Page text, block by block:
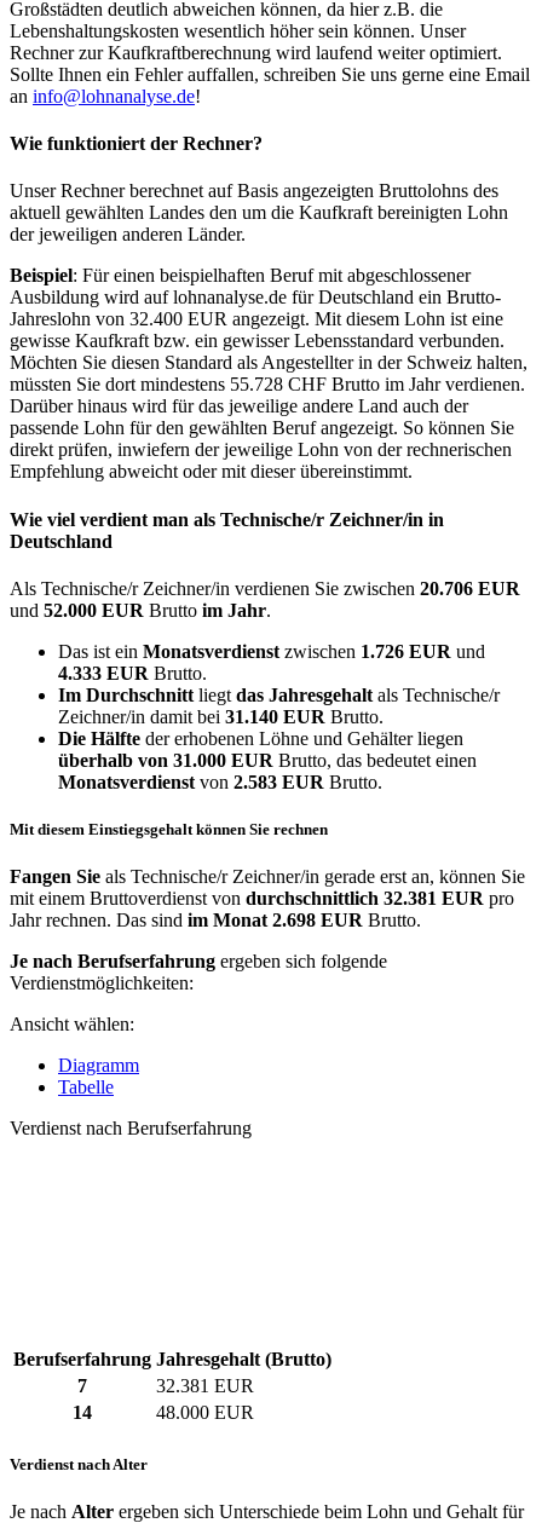
Großstädten deutlich abweichen können, da hier z.B. die
Lebenshaltungskosten wesentlich höher sein können. Unser
Rechner zur Kaufkraftberechnung wird laufend weiter optimiert.
Sollte Ihnen ein Fehler auffallen, schreiben Sie uns gerne eine Email
an info@lohnanalyse.de!
Wie funktioniert der Rechner?
Unser Rechner berechnet auf Basis angezeigten Bruttolohns des
aktuell gewählten Landes den um die Kaufkraft bereinigten Lohn
der jeweiligen anderen Länder.
Beispiel: Für einen beispielhaften Beruf mit abgeschlossener
Ausbildung wird auf lohnanalyse.de für Deutschland ein Brutto-
Jahreslohn von 32.400 EUR angezeigt. Mit diesem Lohn ist eine
gewisse Kaufkraft bzw. ein gewisser Lebensstandard verbunden.
Möchten Sie diesen Standard als Angestellter in der Schweiz halten,
müssten Sie dort mindestens 55.728 CHF Brutto im Jahr verdienen.
Darüber hinaus wird für das jeweilige andere Land auch der
passende Lohn für den gewählten Beruf angezeigt. So können Sie
direkt prüfen, inwiefern der jeweilige Lohn von der rechnerischen
Empfehlung abweicht oder mit dieser übereinstimmt.
Wie viel verdient man als Technische/r Zeichner/in in
Deutschland
Als Technische/r Zeichner/in verdienen Sie zwischen 20.706 EUR
und 52.000 EUR Brutto im Jahr.
Das ist ein Monatsverdienst zwischen 1.726 EUR und
4.333 EUR Brutto.
Im Durchschnitt liegt das Jahresgehalt als Technische/r
Zeichner/in damit bei 31.140 EUR Brutto.
Die Hälfte der erhobenen Löhne und Gehälter liegen
überhalb von 31.000 EUR Brutto, das bedeutet einen
Monatsverdienst von 2.583 EUR Brutto.
Mit diesem Einstiegsgehalt können Sie rechnen
Fangen Sie als Technische/r Zeichner/in gerade erst an, können Sie
mit einem Bruttoverdienst von durchschnittlich 32.381 EUR pro
Jahr rechnen. Das sind im Monat 2.698 EUR Brutto.
Je nach Berufserfahrung ergeben sich folgende
Verdienstmöglichkeiten:
Ansicht wählen:
Diagramm
Tabelle
Verdienst nach Berufserfahrung
Berufserfahrung Jahresgehalt (Brutto)
7
32.381 EUR
14
48.000 EUR
Verdienst nach Alter
Je nach Alter ergeben sich Unterschiede beim Lohn und Gehalt für